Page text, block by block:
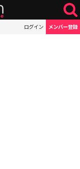
ログイン メンバー登録